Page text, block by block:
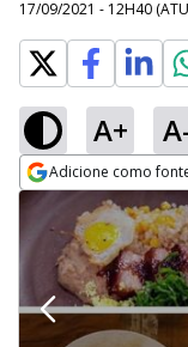
17/09/2021 - 12H40
A+
Adicione como
Opens in new